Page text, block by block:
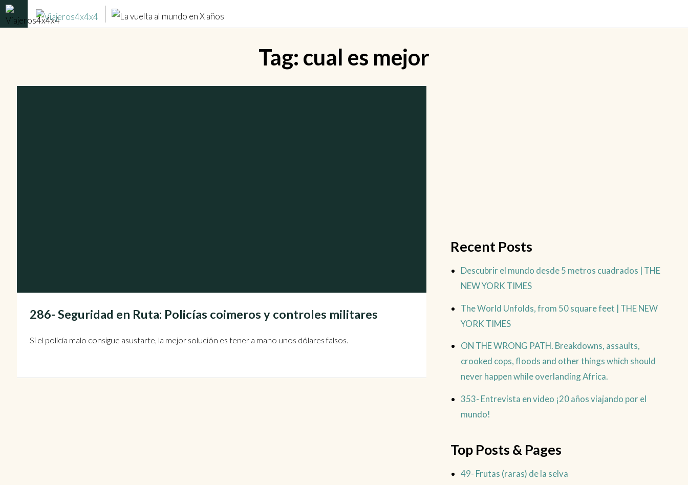
Tag: cual es mejor
286- Seguridad en Ruta: Policías coimeros y controles militares
Si el policía malo consigue asustarte, la mejor solución es tener a mano unos dólares falsos.
Recent Posts
Descubrir el mundo desde 5 metros cuadrados | THE
NEW YORK TIMES
The World Unfolds, from 50 square feet | THE NEW
YORK TIMES
ON THE WRONG PATH. Breakdowns, assaults,
crooked cops, floods and other things which should
never happen while overlanding Africa.
353- Entrevista en video ¡20 años viajando por el
mundo!
Top Posts & Pages
49- Frutas (raras) de la selva